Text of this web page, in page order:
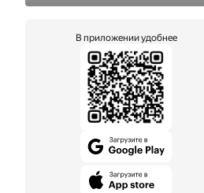
В приложении удобнее